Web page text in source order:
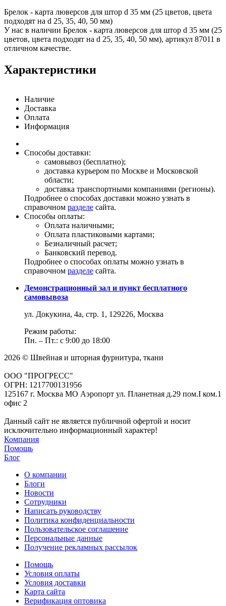
Брелок - карта люверсов для штор d 35 мм (25 цветов, цвета
подходят на d 25, 35, 40, 50 мм)
У нас в наличии Брелок - карта люверсов для штор d 35 мм (25
цветов, цвета подходят на d 25, 35, 40, 50 мм), артикул 87011 в
отличном качестве.
Характеристики
Наличие
Доставка
Оплата
Информация
Способы доставки:
самовывоз (бесплатно);
доставка курьером по Москве и Московской
области;
доставка транспортными компаниями (регионы).
Подробнее о способах доставки можно узнать в
справочном разделе сайта.
Способы оплаты:
Оплата наличными;
Оплата пластиковыми картами;
Безналичный расчет;
Банковский перевод.
Подробнее о способах оплаты можно узнать в
справочном разделе сайта.
Демонстрационный зал и пункт бесплатного
самовывоза
ул. Докукина, 4а, стр. 1, 129226, Москва
Режим работы:
Пн. – Пт.: с 9:00 до 18:00
2026 © Швейная и шторная фурнитура, ткани
ООО "ПРОГРЕСС"
ОГРН: 1217700131956
125167 г. Москва МО Аэропорт ул. Планетная д.29 пом.I ком.1
офис 2
Данный сайт не является публичной офертой и носит
исключительно информационный характер!
Компания
Помощь
Блог
О компании
Блоги
Новости
Сотрудники
Написать руководству
Политика конфиденциальности
Пользовательское соглашение
Персональные данные
Получение рекламных рассылок
Помощь
Условия оплаты
Условия доставки
Карта сайта
Верификация оптовика